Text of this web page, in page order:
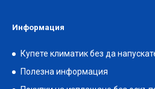
Информация
Купете климатик без да
Полезна информация